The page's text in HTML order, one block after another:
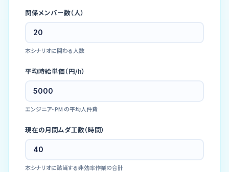
関係メンバー数（人）
本シナリオに関わる人数
平均時給単価（円/h）
エンジニア・PM の平均人件費
現在の月間ムダ工数（時間）
本シナリオに該当する非効率作業の合計